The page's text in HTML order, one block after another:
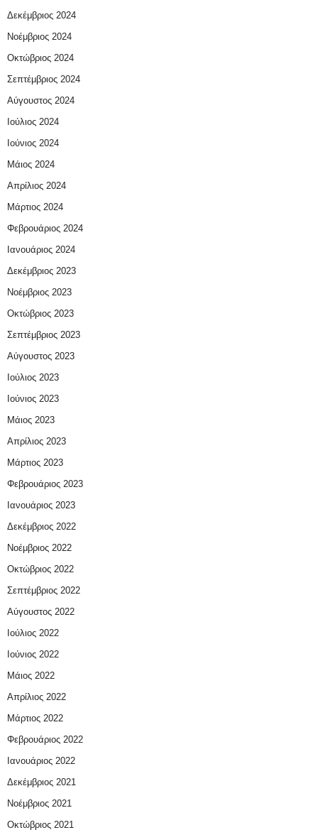
Δεκέμβριος 2024
Νοέμβριος 2024
Οκτώβριος 2024
Σεπτέμβριος 2024
Αύγουστος 2024
Ιούλιος 2024
Ιούνιος 2024
Μάιος 2024
Απρίλιος 2024
Μάρτιος 2024
Φεβρουάριος 2024
Ιανουάριος 2024
Δεκέμβριος 2023
Νοέμβριος 2023
Οκτώβριος 2023
Σεπτέμβριος 2023
Αύγουστος 2023
Ιούλιος 2023
Ιούνιος 2023
Μάιος 2023
Απρίλιος 2023
Μάρτιος 2023
Φεβρουάριος 2023
Ιανουάριος 2023
Δεκέμβριος 2022
Νοέμβριος 2022
Οκτώβριος 2022
Σεπτέμβριος 2022
Αύγουστος 2022
Ιούλιος 2022
Ιούνιος 2022
Μάιος 2022
Απρίλιος 2022
Μάρτιος 2022
Φεβρουάριος 2022
Ιανουάριος 2022
Δεκέμβριος 2021
Νοέμβριος 2021
Οκτώβριος 2021